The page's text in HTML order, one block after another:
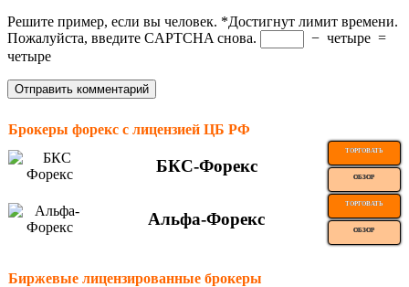
Решите пример, если вы человек. *Достигнут лимит времени.
Пожалуйста, введите CAPTCHA снова.
− четыре =
четыре
Брокеры форекс с лицензией ЦБ РФ
БКС-Форекс
ТОРГОВАТЬ
ОБЗОР
Альфа-Форекс
ТОРГОВАТЬ
ОБЗОР
Биржевые лицензированные брокеры